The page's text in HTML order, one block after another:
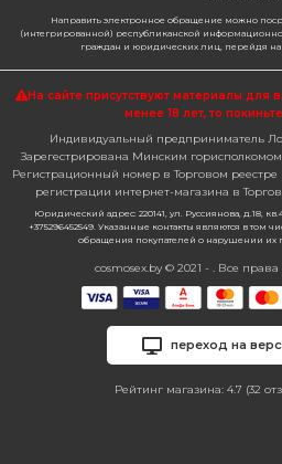
Направить электронное обращение можно
(интегрированной) республиканской
граждан и юридических лиц, перейдя
На сайте присутствуют материалы для
менее 18 лет, то
Индивидуальный предприниматель
Зарегестрирована Минским горисполкомом
Регистрационный номер в Торговом реестре
регистрации интернет-магазина в
Юридический адрес: 220141, ул. Руссиянова, д.18,
+375296452549. Указанные контакты являются в том
обращения покупателей о нарушении их
cosmosex.by © 2021 - . Все
переход на
Рейтинг магазина: 4.7 (32